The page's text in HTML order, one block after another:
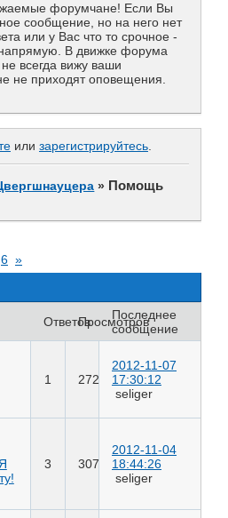
форумчане! Если Вы
сообщение, но на него нет
или у Вас что то срочное -
В движке форума
всегда вижу ваши
не приходят оповещения.
или зарегистрируйтесь.
» Помощь
6 »
ОтветовПросмотров
Последнее
сообщение
1 272
2012-11-07
17:30:12
seliger
3 307
2012-11-04
18:44:26
seliger